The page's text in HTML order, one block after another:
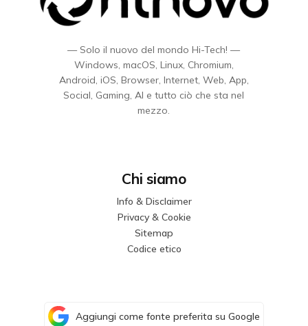
— Solo il nuovo del mondo Hi-Tech! —
Windows, macOS, Linux, Chromium,
Android, iOS, Browser, Internet, Web, App,
Social, Gaming, AI e tutto ciò che sta nel
mezzo.
Chi siamo
Info & Disclaimer
Privacy & Cookie
Sitemap
Codice etico
Aggiungi come fonte preferita su Google